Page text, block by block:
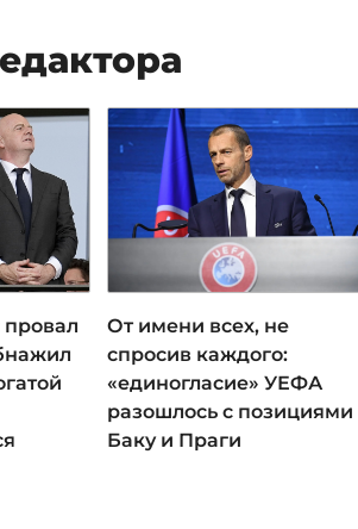
провал
От имени всех, не
спросив каждого:
«единогласие» УЕФА
разошлось с позициями
Баку и Праги